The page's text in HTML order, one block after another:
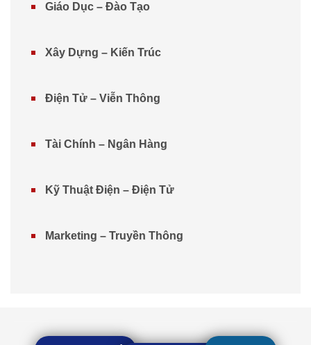
Giáo Dục – Đào Tạo
Xây Dựng – Kiến Trúc
Điện Tử – Viễn Thông
Tài Chính – Ngân Hàng
Kỹ Thuật Điện – Điện Tử
Marketing – Truyền Thông